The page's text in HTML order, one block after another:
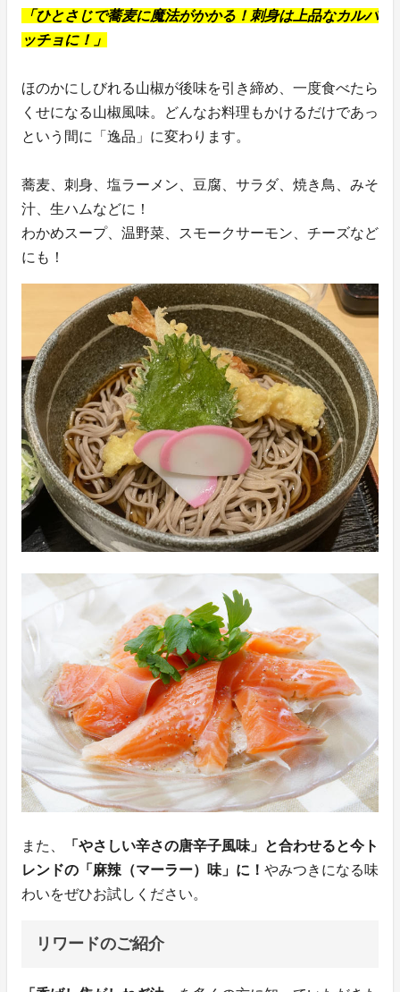
「ひとさじで蕎麦に魔法がかかる！刺身は上品なカルパ
ッチョに！」
ほのかにしびれる山椒が後味を引き締め、一度食べたら
くせになる山椒風味。どんなお料理もかけるだけであっ
という間に「逸品」に変わります。
蕎麦、刺身、塩ラーメン、豆腐、サラダ、焼き鳥、みそ
汁、生ハムなどに！
わかめスープ、温野菜、スモークサーモン、チーズなど
にも！
また、
「やさしい辛さの唐辛子風味」と合わせると今ト
レンドの「麻辣（マーラー）味」に！ やみつきになる味
わいをぜひお試しください。
リワードのご紹介